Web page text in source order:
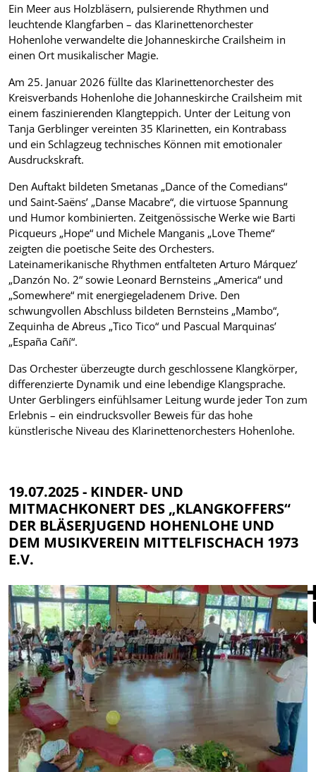
Ein Meer aus Holzbläsern, pulsierende Rhythmen und
leuchtende Klangfarben – das Klarinettenorchester
Hohenlohe verwandelte die Johanneskirche Crailsheim in
einen Ort musikalischer Magie.
Am 25. Januar 2026 füllte das Klarinettenorchester des
Kreisverbands Hohenlohe die Johanneskirche Crailsheim mit
einem faszinierenden Klangteppich. Unter der Leitung von
Tanja Gerblinger vereinten 35 Klarinetten, ein Kontrabass
und ein Schlagzeug technisches Können mit emotionaler
Ausdruckskraft.
Den Auftakt bildeten Smetanas „Dance of the Comedians“
und Saint-Saëns’ „Danse Macabre“, die virtuose Spannung
und Humor kombinierten. Zeitgenössische Werke wie Barti
Picqueurs „Hope“ und Michele Manganis „Love Theme“
zeigten die poetische Seite des Orchesters.
Lateinamerikanische Rhythmen entfalteten Arturo Márquez’
„Danzón No. 2“ sowie Leonard Bernsteins „America“ und
„Somewhere“ mit energiegeladenem Drive. Den
schwungvollen Abschluss bildeten Bernsteins „Mambo“,
Zequinha de Abreus „Tico Tico“ und Pascual Marquinas’
„España Cañí“.
Das Orchester überzeugte durch geschlossene Klangkörper,
differenzierte Dynamik und eine lebendige Klangsprache.
Unter Gerblingers einfühlsamer Leitung wurde jeder Ton zum
Erlebnis – ein eindrucksvoller Beweis für das hohe
künstlerische Niveau des Klarinettenorchesters Hohenlohe.
19.07.2025 - KINDER- UND
MITMACHKONERT DES „KLANGKOFFERS“
DER BLÄSERJUGEND HOHENLOHE UND
DEM MUSIKVEREIN MITTELFISCHACH 1973
E.V.